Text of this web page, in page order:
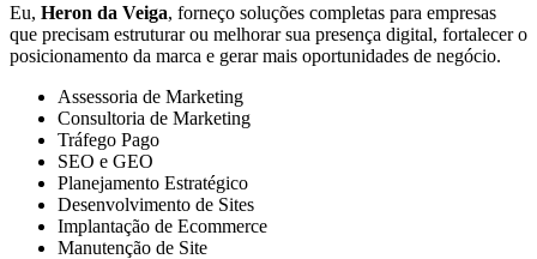
Eu, Heron da Veiga, forneço soluções completas para empresas
que precisam estruturar ou melhorar sua presença digital, fortalecer o
posicionamento da marca e gerar mais oportunidades de negócio.
Assessoria de Marketing
Consultoria de Marketing
Tráfego Pago
SEO e GEO
Planejamento Estratégico
Desenvolvimento de Sites
Implantação de Ecommerce
Manutenção de Site